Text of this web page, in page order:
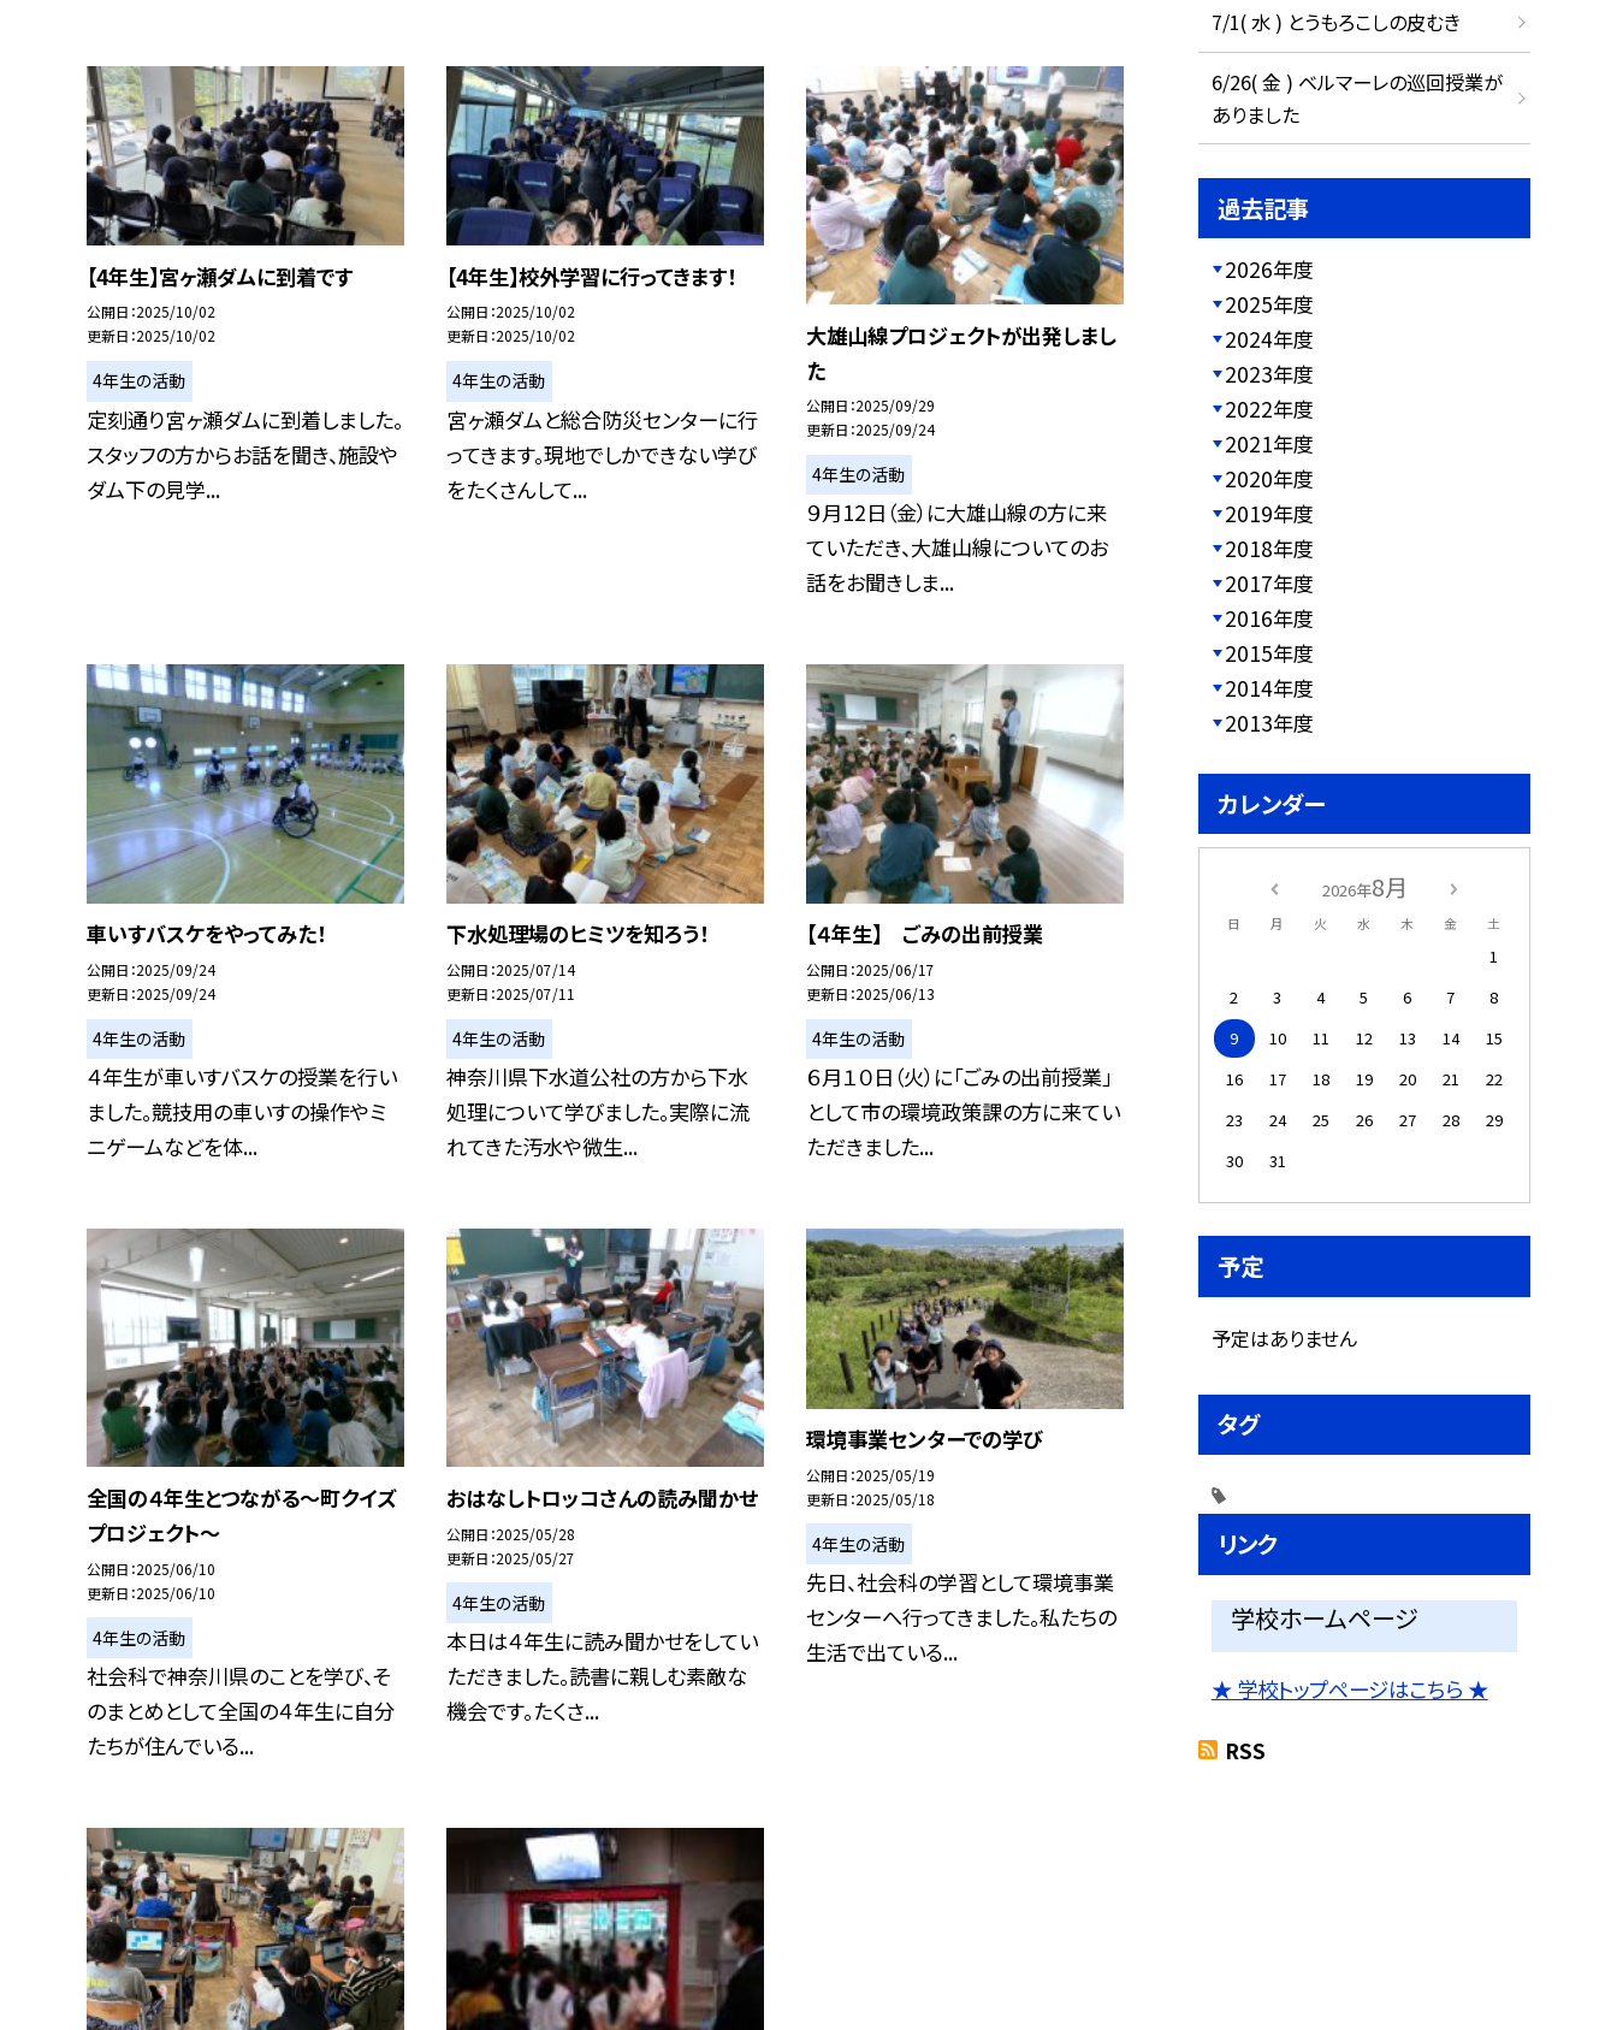
【4年生】宮ヶ瀬ダムに到着です
公開日 2025/10/02
更新日 2025/10/02
4年生の活動
定刻通り宮ヶ瀬ダムに到着しました。
スタッフの方からお話を聞き、施設や
ダム下の見学...
【4年生】校外学習に行ってきます！
公開日 2025/10/02
更新日 2025/10/02
4年生の活動
宮ヶ瀬ダムと総合防災センターに行
ってきます。現地でしかできない学び
をたくさんして...
大雄山線プロジェクトが出発しまし
た
公開日 2025/09/29
更新日 2025/09/24
4年生の活動
９月12日（金）に大雄山線の方に来
ていただき、大雄山線についてのお
話をお聞きしま...
車いすバスケをやってみた！
公開日 2025/09/24
更新日 2025/09/24
4年生の活動
４年生が車いすバスケの授業を行い
ました。競技用の車いすの操作やミ
ニゲームなどを体...
下水処理場のヒミツを知ろう！
公開日 2025/07/14
更新日 2025/07/11
4年生の活動
神奈川県下水道公社の方から下水
処理について学びました。実際に流
れてきた汚水や微生...
【４年生】 ごみの出前授業
公開日 2025/06/17
更新日 2025/06/13
4年生の活動
６月１０日（火）に「ごみの出前授業」
として市の環境政策課の方に来てい
ただきました...
全国の４年生とつながる〜町クイズ
プロジェクト〜
公開日 2025/06/10
更新日 2025/06/10
4年生の活動
社会科で神奈川県のことを学び、そ
のまとめとして全国の４年生に自分
たちが住んでいる...
おはなしトロッコさんの読み聞かせ
公開日 2025/05/28
更新日 2025/05/27
4年生の活動
本日は４年生に読み聞かせをしてい
ただきました。読書に親しむ素敵な
機会です。たくさ...
環境事業センターでの学び
公開日 2025/05/19
更新日 2025/05/18
4年生の活動
先日、社会科の学習として環境事業
センターへ行ってきました。私たちの
生活で出ている...
7/1( 水 ) とうもろこしの皮むき
6/26( 金 ) ベルマーレの巡回授業が
ありました
過去記事
2026年度
2025年度
2024年度
2023年度
2022年度
2021年度
2020年度
2019年度
2018年度
2017年度
2016年度
2015年度
2014年度
2013年度
カレンダー
2026年8月
日 月 火 水 木 金 土
1
2
3 4 5 6 7
8
9
10 11 12 13 14
15
16
17 18 19 20 21
22
23
24 25 26 27 28
29
30
31
予定
予定はありません
タグ
リンク
学校ホームページ
★ 学校トップページはこちら ★
RSS